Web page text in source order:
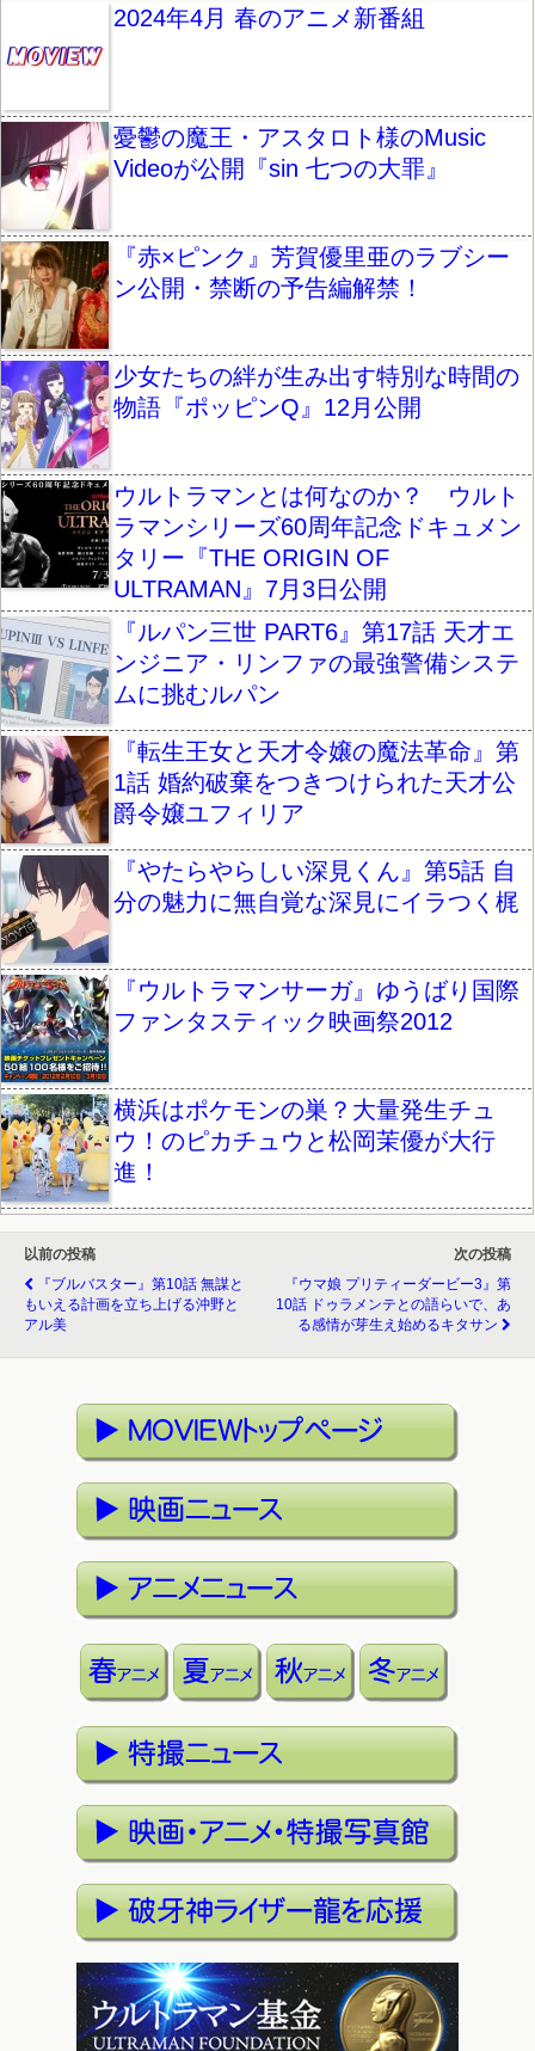
2024年4月 春のアニメ新番組
憂鬱の魔王・アスタロト様のMusic
Videoが公開『sin 七つの大罪』
『赤×ピンク』芳賀優里亜のラブシー
ン公開・禁断の予告編解禁！
少女たちの絆が生み出す特別な時間の
物語『ポッピンQ』12月公開
ウルトラマンとは何なのか？ ウルト
ラマンシリーズ60周年記念ドキュメン
タリー『THE ORIGIN OF
ULTRAMAN』7月3日公開
『ルパン三世 PART6』第17話 天才エ
ンジニア・リンファの最強警備システ
ムに挑むルパン
『転生王女と天才令嬢の魔法革命』第
1話 婚約破棄をつきつけられた天才公
爵令嬢ユフィリア
『やたらやらしい深見くん』第5話 自
分の魅力に無自覚な深見にイラつく梶
『ウルトラマンサーガ』ゆうばり国際
ファンタスティック映画祭2012
横浜はポケモンの巣？大量発生チュ
ウ！のピカチュウと松岡茉優が大行
進！
以前の投稿
『ブルバスター』第10話 無謀と
もいえる計画を立ち上げる沖野と
アル美
次の投稿
『ウマ娘 プリティーダービー3』第
10話 ドゥラメンテとの語らいで、あ
る感情が芽生え始めるキタサン